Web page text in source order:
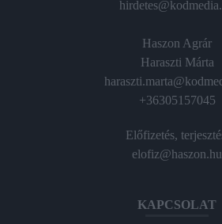
Haszon Agrár
Haraszti Márta
+36305157045
Előfizetés,
elofiz@haszon.hu
KAPCSOLAT